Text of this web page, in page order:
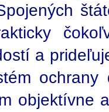
a
objektívne